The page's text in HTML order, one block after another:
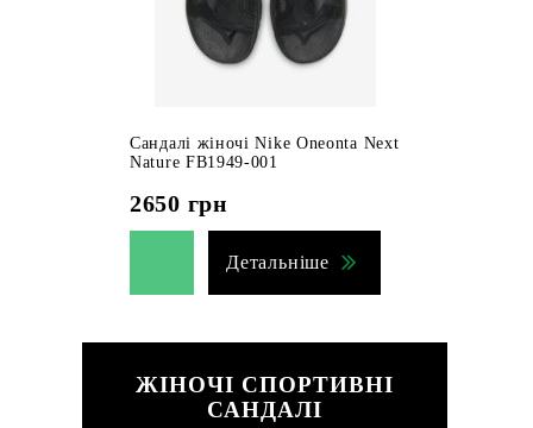
Сандалі жіночі Nike Oneonta Next
Nature FB1949-001
2650 грн
Детальніше
ЖІНОЧІ СПОРТИВНІ
САНДАЛІ